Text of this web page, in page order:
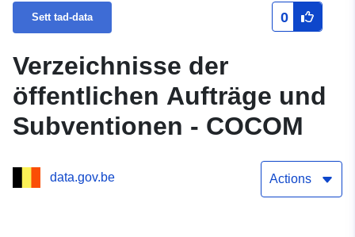
Sett tad-data 0
Verzeichnisse der
öffentlichen Aufträge und
Subventionen - COCOM
data.gov.be Actions